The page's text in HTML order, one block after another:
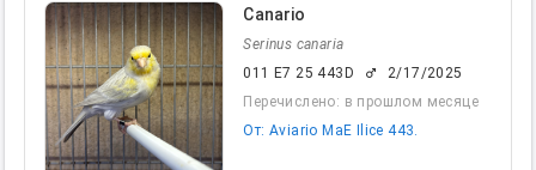
Canario
Serinus canaria
011 E7 25 443D
male
2/17/2025
Перечислено: в прошлом месяце
От: Aviario MaE Ilice 443.